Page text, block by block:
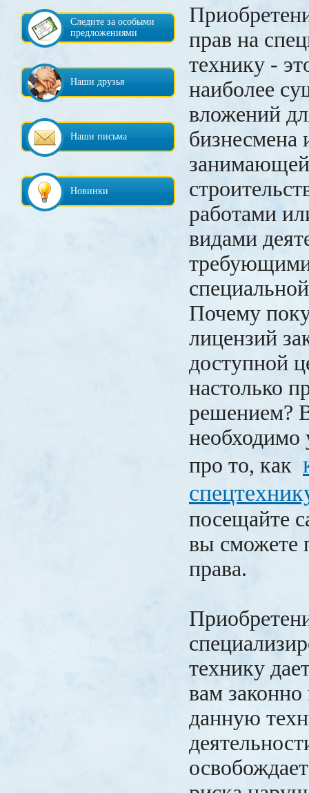
Следите за особыми
предложениями
Наши друзья
Наши письма
Новинки
прав на
технику -
наиболее
вложений
бизнесмена
работами
видами
Почему
лицензий
доступной
настолько
решением?
необходимо
про то, как
посещайте
вы сможете
права.
технику
вам
данную